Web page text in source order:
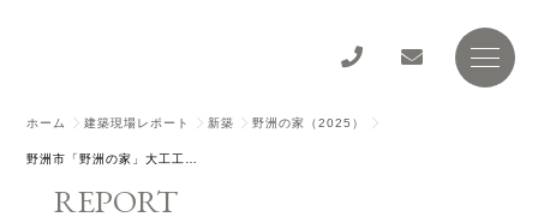
ホーム 建築現場レポート 新築 野洲の家（2025）
REPORT